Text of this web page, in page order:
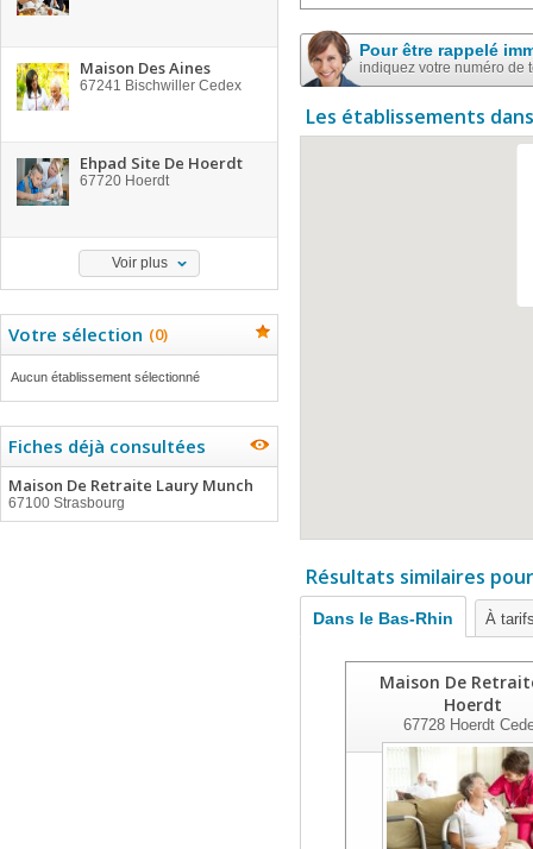
Maison Des Aines
67241 Bischwiller Cedex
Ehpad Site De Hoerdt
67720 Hoerdt
Voir plus
Votre sélection (0)
Aucun établissement sélectionné
Fiches déjà consultées
Maison De Retraite Laury Munch
67100 Strasbourg
Pour être rappelé
indiquez votre numéro de
Les établissements
Résultats similaires
Dans le Bas-Rhin À
Maison De
Hoerdt
67728Hoerdt